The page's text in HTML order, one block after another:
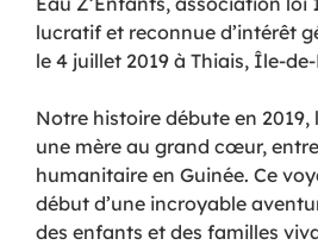
lucratif et reconnue d’intérêt
le 4 juillet 2019 à Thiais, Île-
Notre histoire débute en 2019,
une mère au grand cœur,
humanitaire en Guinée. Ce
début d’une incroyable
des enfants et des familles